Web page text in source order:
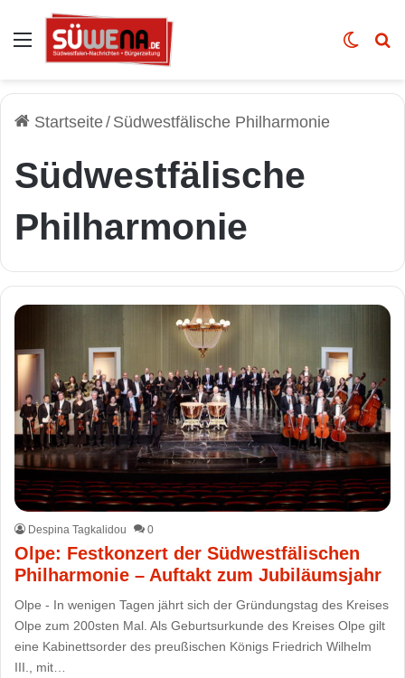
Auswahl Skin
Startseite/ Südwestfälische Philharmonie
Südwestfälische
Philharmonie
Despina Tagkalidou 0
Olpe: Festkonzert der Südwestfälischen
Philharmonie – Auftakt zum Jubiläumsjahr
Olpe - In wenigen Tagen jährt sich der Gründungstag des Kreises
Olpe zum 200sten Mal. Als Geburtsurkunde des Kreises Olpe gilt
eine Kabinettsorder des preußischen Königs Friedrich Wilhelm
III., mit…